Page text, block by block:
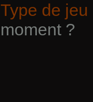
Type de
moment ?